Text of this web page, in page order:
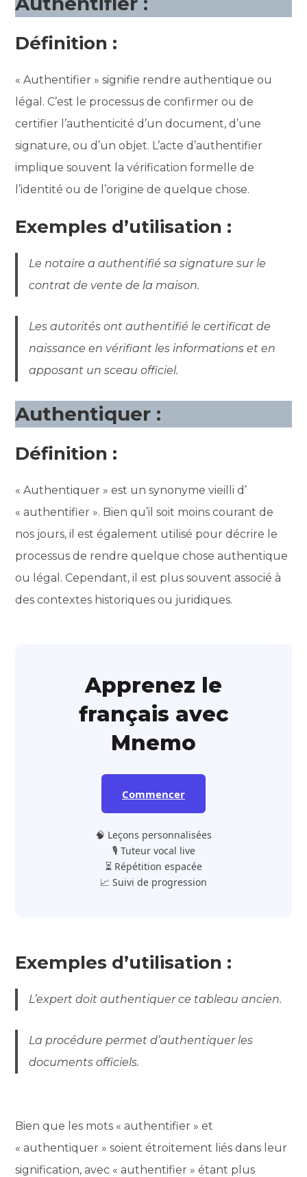
Définition :
« Authentifier » signifie rendre authentique ou
légal. C’est le processus de confirmer ou de
certifier l’authenticité d’un document, d’une
signature, ou d’un objet. L’acte d’authentifier
implique souvent la vérification formelle de
l’identité ou de l’origine de quelque chose.
Exemples d’utilisation :
Le notaire a authentifié sa signature sur le
contrat de vente de la maison.
Les autorités ont authentifié le certificat de
naissance en vérifiant les informations et en
apposant un sceau officiel.
Authentiquer :
Définition :
« Authentiquer » est un synonyme vieilli d’
« authentifier ». Bien qu’il soit moins courant de
nos jours, il est également utilisé pour décrire le
processus de rendre quelque chose authentique
ou légal. Cependant, il est plus souvent associé à
des contextes historiques ou juridiques.
Apprenez le
français avec
Mnemo
Commencer
🧠 Leçons personnalisées
🎙️ Tuteur vocal live
⏳ Répétition espacée
📈 Suivi de progression
Exemples d’utilisation :
L’expert doit authentiquer ce tableau ancien.
La procédure permet d’authentiquer les
documents officiels.
Bien que les mots « authentifier » et
« authentiquer » soient étroitement liés dans leur
signification, avec « authentifier » étant plus